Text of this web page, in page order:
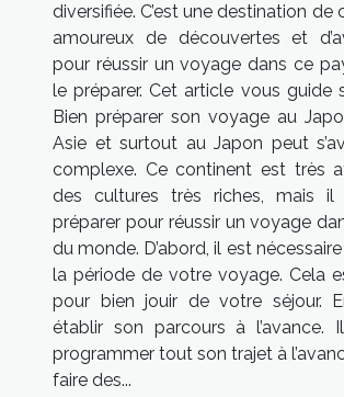
diversifiée. C’est une destination de
amoureux de découvertes et
pour réussir un voyage dans ce
le préparer. Cet article vous guide
Bien préparer son voyage au
Asie et surtout au Japon peut
complexe. Ce continent est très
des cultures très riches, mais
préparer pour réussir un voyage
du monde. D’abord, il est
la période de votre voyage. Cela
pour bien jouir de votre séjour.
établir son parcours à l’avance.
programmer tout son trajet à
faire des...